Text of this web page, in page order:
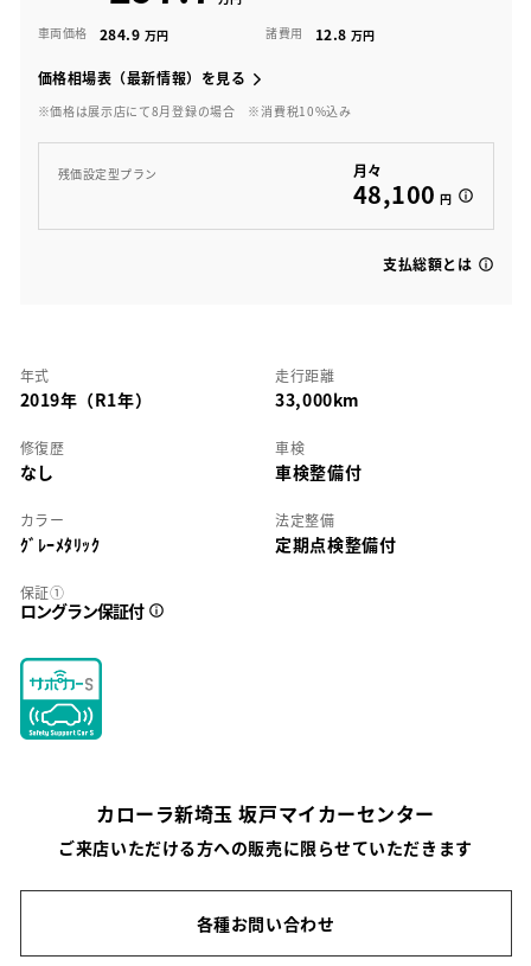
車両価格 284.9 諸費用 12.8
価格相場表（最新情報）を見る
※価格は展示店にて8月登録の場合 ※消費税10%込み
残価設定型プラン 月々
48,100 円
支払総額とは
年式
2019年（R1年）
走行距離
33,000km
修復歴
なし
車検
車検整備付
カラー
ｸﾞﾚｰﾒﾀﾘｯｸ
法定整備
定期点検整備付
保証①
ロングラン保証付
カローラ新埼玉 坂戸マイカーセンター
ご来店いただける方への販売に限らせていただきます
各種お問い合わせ